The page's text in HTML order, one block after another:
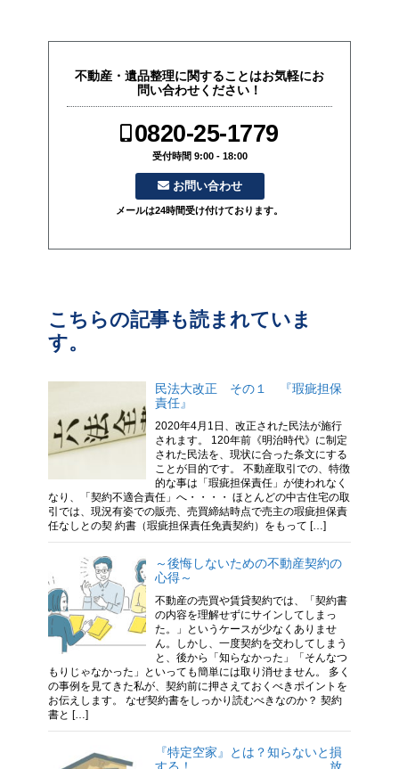
不動産・遺品整理に関することはお気軽にお
問い合わせください！
0820-25-1779
受付時間 9:00 - 18:00
お問い合わせ
メールは24時間受け付けております。
こちらの記事も読まれていま
す。
民法大改正 その１ 『瑕疵担保
責任』
2020年4月1日、改正された民法が施行
されます。 120年前《明治時代》に制定
された民法を、現状に合った条文にする
ことが目的です。 不動産取引での、特徴
的な事は「瑕疵担保責任」が使われなく
なり、「契約不適合責任」へ・・・・ ほとんどの中古住宅の取
引では、現況有姿での販売、売買締結時点で売主の瑕疵担保責
任なしとの契 約書（瑕疵担保責任免責契約）をもって […]
～後悔しないための不動産契約の
心得～
不動産の売買や賃貸契約では、「契約書
の内容を理解せずにサインしてしまっ
た。」というケースが少なくありませ
ん。しかし、一度契約を交わしてしまう
と、後から「知らなかった」「そんなつ
もりじゃなかった」といっても簡単には取り消せません。 多く
の事例を見てきた私が、契約前に押さえておくべきポイントを
お伝えします。 なぜ契約書をしっかり読むべきなのか？ 契約
書と […]
『特定空家』とは？知らないと損
する！ 放